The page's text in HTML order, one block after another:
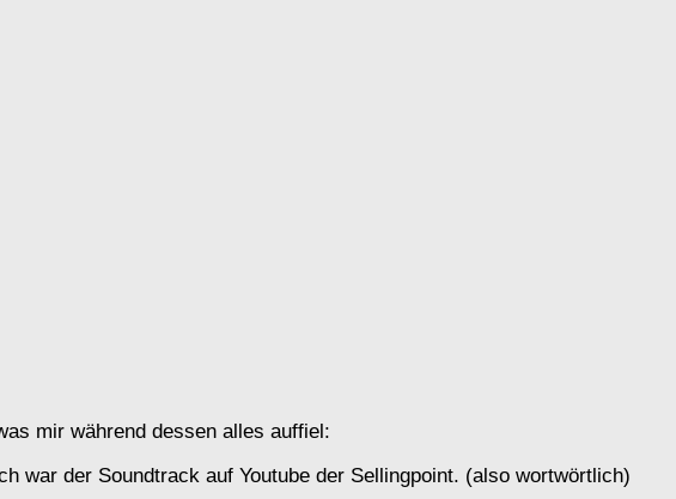
mir während dessen alles auffiel:
war der Soundtrack auf Youtube der Sellingpoint. (also wortwörtlich)